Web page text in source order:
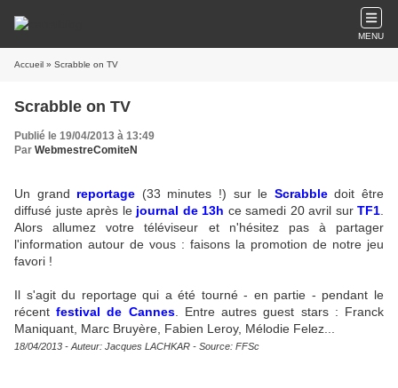
MENU
Accueil » Scrabble on TV
Scrabble on TV
Publié le 19/04/2013 à 13:49
Par WebmestreComiteN
Un grand reportage (33 minutes !) sur le Scrabble doit être
diffusé juste après le journal de 13h ce samedi 20 avril sur TF1
Alors allumez votre téléviseur et n'hésitez pas à partager
l'information autour de vous : faisons la promotion de notre jeu
favori !
Il s'agit du reportage qui a été tourné - en partie - pendant le
récentfestival de Cannes. Entre autres guest stars : Franck
Maniquant, Marc Bruyère, Fabien Leroy, Mélodie Felez...
18/04/2013 - Auteur: Jacques LACHKAR - Source: FFSc